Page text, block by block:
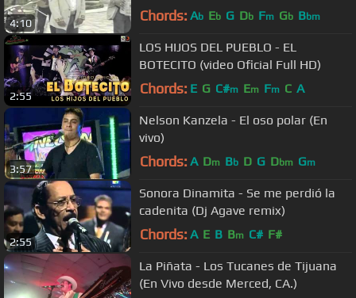
4:10
Censura) Video Official
Chords: Ab Eb G Db Fm Gb Bbm
2:55
LOS HIJOS DEL PUEBLO - EL
BOTECITO (video Oficial Full HD)
Chords: E G C#m Em Fm C A
3:57
Nelson Kanzela - El oso polar (En
vivo)
Chords: A Dm Bb D G Dbm Gm
2:55
Sonora Dinamita - Se me perdió la
cadenita (Dj Agave remix)
Chords: A E B Bm C# F#
La Piñata - Los Tucanes de Tijuana
(En Vivo desde Merced, CA.)